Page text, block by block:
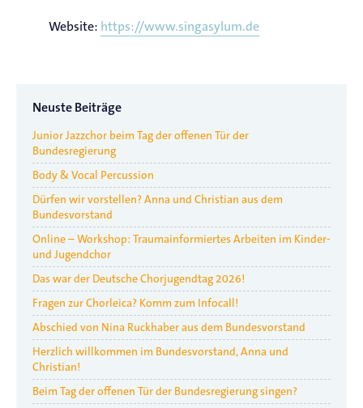
Website: https://www.singasylum.de
Neuste Beiträge
Junior Jazzchor beim Tag der offenen Tür der
Bundesregierung
Body & Vocal Percussion
Dürfen wir vorstellen? Anna und Christian aus dem
Bundesvorstand
Online – Workshop: Traumainformiertes Arbeiten im Kinder-
und Jugendchor
Das war der Deutsche Chorjugendtag 2026!
Fragen zur Chorleica? Komm zum Infocall!
Abschied von Nina Ruckhaber aus dem Bundesvorstand
Herzlich willkommen im Bundesvorstand, Anna und
Christian!
Beim Tag der offenen Tür der Bundesregierung singen?